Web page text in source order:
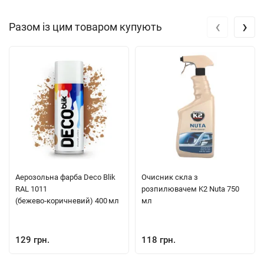
Разом із цим товаром купують
Аерозольна фарба Deco Blik
RAL 1011
(бежево‑коричневий) 400 мл
129 грн.
Очисник скла з
розпилювачем K2 Nuta 750
мл
118 грн.
‹ ›